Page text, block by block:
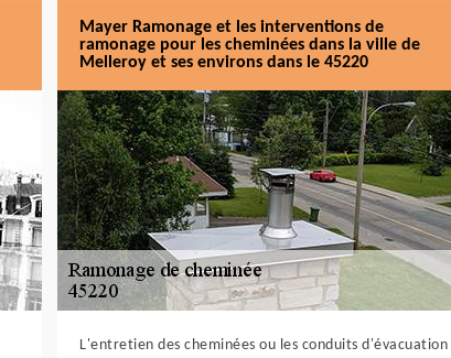
Mayer Ramonage et les interventions de
ramonage pour les cheminées dans la ville de
Melleroy et ses environs dans le 45220
L'entretien des cheminées ou les conduits d'évacuation